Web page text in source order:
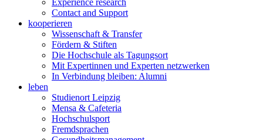
Experience research
Contact and Support
kooperieren
Wissenschaft & Transfer
Fördern & Stiften
Die Hochschule als Tagungsort
Mit Expertinnen und Experten netzwerken
In Verbindung bleiben: Alumni
leben
Studienort Leipzig
Mensa & Cafeteria
Hochschulsport
Fremdsprachen